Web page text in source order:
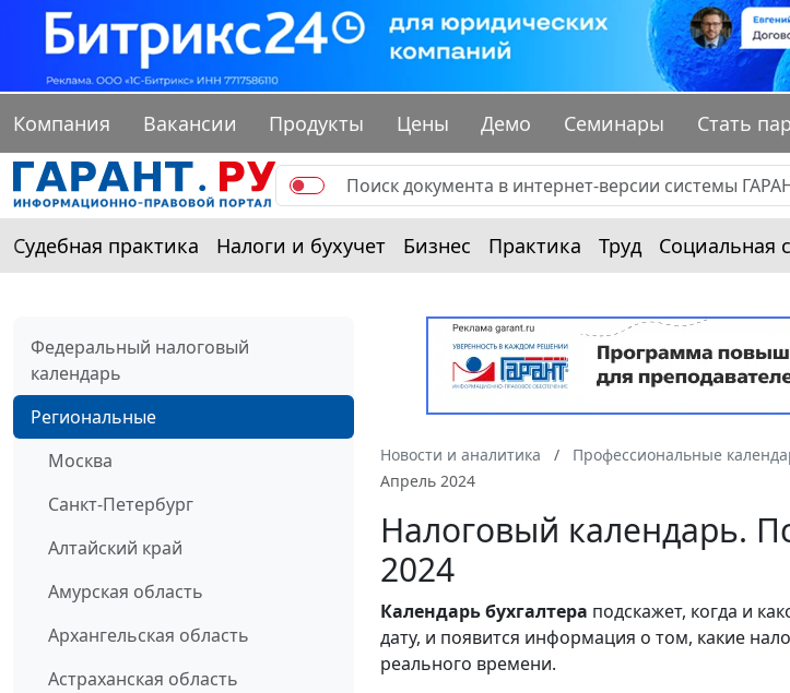
Компания Вакансии Продукты Цены Демо Семинары Стать
Судебная практика Налоги и бухучет Бизнес Практика Труд Социальная
Федеральный налоговый
календарь
Региональные
Москва
Санкт-Петербург
Алтайский край
Амурская область
Архангельская область
Астраханская область
Новости и аналитика Профессиональные
Апрель 2024
Налоговый календарь.
2024
Календарьбухгалтера подскажет, когда и
дату, и появится информация о том, какие
реального времени.